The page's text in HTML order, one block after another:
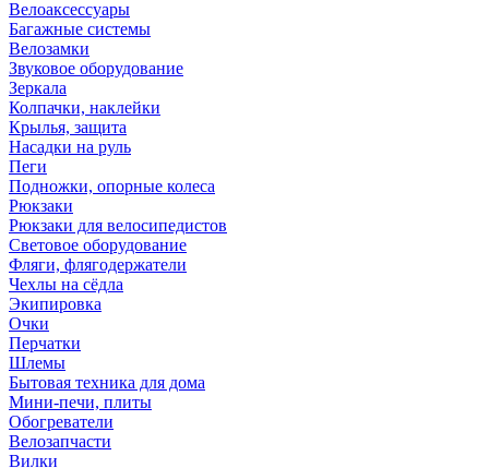
Велоаксессуары
Багажные системы
Велозамки
Звуковое оборудование
Зеркала
Колпачки, наклейки
Крылья, защита
Насадки на руль
Пеги
Подножки, опорные колеса
Рюкзаки
Рюкзаки для велосипедистов
Световое оборудование
Фляги, флягодержатели
Чехлы на сёдла
Экипировка
Очки
Перчатки
Шлемы
Бытовая техника для дома
Мини-печи, плиты
Обогреватели
Велозапчасти
Вилки